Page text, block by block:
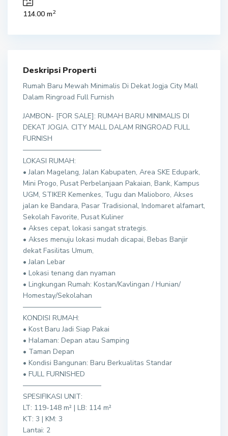
114.00 m2
Deskripsi Properti
Rumah Baru Mewah Minimalis Di Dekat Jogja City Mall
Dalam Ringroad Full Furnish
JAMBON- [FOR SALE]: RUMAH BARU MINIMALIS DI
DEKAT JOGJA. CITY MALL DALAM RINGROAD FULL
FURNISH
———————————
LOKASI RUMAH:
• Jalan Magelang, Jalan Kabupaten, Area SKE Edupark,
Mini Progo, Pusat Perbelanjaan Pakaian, Bank, Kampus
UGM, STIKER Kemenkes, Tugu dan Malioboro, Akses
jalan ke Bandara, Pasar Tradisional, Indomaret alfamart,
Sekolah Favorite, Pusat Kuliner
• Akses cepat, lokasi sangat strategis.
• Akses menuju lokasi mudah dicapai, Bebas Banjir
dekat Fasilitas Umum,
• Jalan Lebar
• Lokasi tenang dan nyaman
• Lingkungan Rumah: Kostan/Kavlingan / Hunian/
Homestay/Sekolahan
———————————
KONDISI RUMAH:
• Kost Baru Jadi Siap Pakai
• Halaman: Depan atau Samping
• Taman Depan
• Kondisi Bangunan: Baru Berkualitas Standar
• FULL FURNISHED
———————————
SPESIFIKASI UNIT:
LT: 119-148 m² | LB: 114 m²
KT: 3 | KM: 3
Lantai: 2